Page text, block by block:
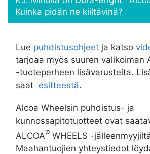
Kuinka pidän ne kiiltävinä?
Lue puhdistusohjeet ja katso
tarjoaa myös suuren valikoiman
-tuoteperheen lisävarusteita.
saat esitteestä.
Alcoa Wheelsin puhdistus- ja
kunnossapitotuotteet ovat
ALCOA® WHEELS -
Maahantuojien yhteystiedot